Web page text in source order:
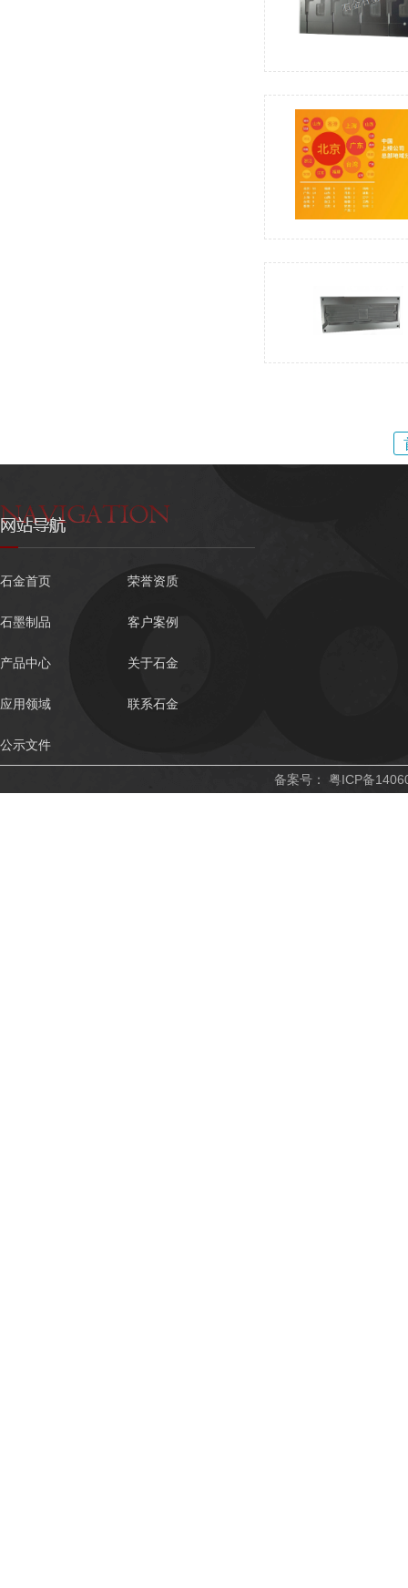
石金首页 荣誉资质
石墨制品 客户案例
产品中心 关于石金
应用领域 联系石金
公示文件
备案号： 粤ICP备